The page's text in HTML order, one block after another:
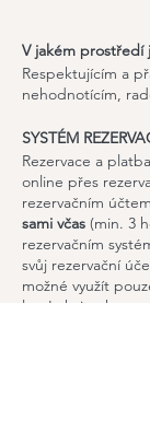
V jakém prostředí
Respektujícím a
nehodnotícím,
SYSTÉM
Rezervace a
online přes
rezervačním
sami včas (min. 3
rezervačním
svůj rezervační
možné využít
let. Lekci pak